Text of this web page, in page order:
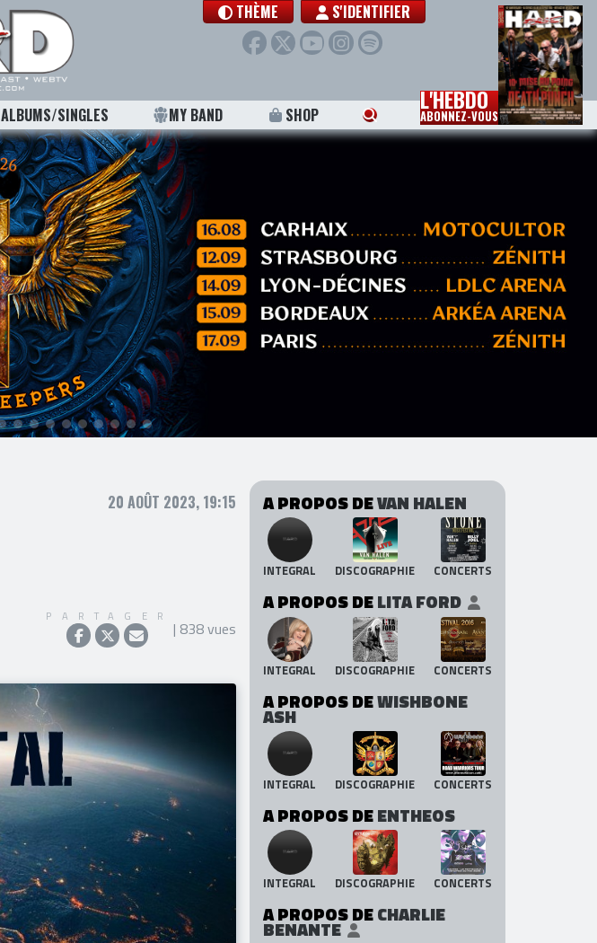
THÈME S'IDENTIFIER
ALBUMS/SINGLES MY BAND SHOP L'HEBDO
ABONNEZ-VOUS
20 AOÛT 2023, 19:15
PARTAGER
| 838 vues
A PROPOS DEVAN HALEN
INTEGRAL DISCOGRAPHIE CONCERTS
A PROPOS DELITA FORD
INTEGRAL DISCOGRAPHIE CONCERTS
A PROPOS DEWISHBONE
ASH
INTEGRAL DISCOGRAPHIE CONCERTS
A PROPOS DEENTHEOS
INTEGRAL DISCOGRAPHIE CONCERTS
A PROPOS DECHARLIE
BENANTE